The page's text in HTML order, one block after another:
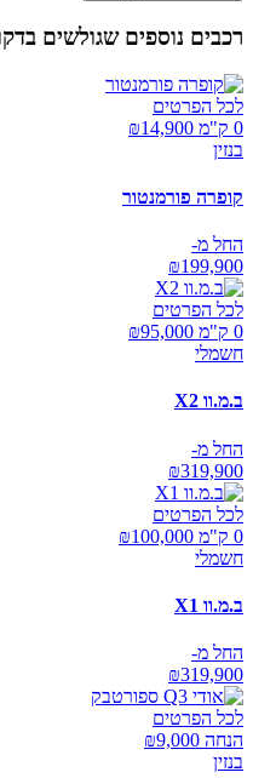
רכבים נוספים שגולשים
לכל הפרטים
0 ק"מ ₪
14,900
בנזין
קופרה פורמנטור
החל מ-
₪199,900
לכל הפרטים
0 ק"מ ₪
95,000
חשמלי
ב.מ.וו X2
החל מ-
₪319,900
לכל הפרטים
0 ק"מ ₪
100,000
חשמלי
ב.מ.וו X1
החל מ-
₪319,900
לכל הפרטים
הנחה ₪ 9,000
בנזין